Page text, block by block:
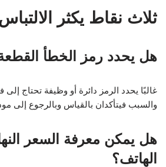
ثلاث نقاط يكثر
هل يحدد رمز الخطأ القطعة
غالبًا يحدد الرمز دائرة أو وظيفة تحتاج
والسبب فيتأكدان بالقياس وبالرجوع إلى
هل يمكن معرفة السعر
الهاتف؟